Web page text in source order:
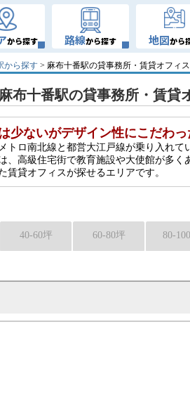
から探す 路線から探す 地図から
から探す > 麻布十番駅の貸事務所・賃貸オフィ
麻布十番駅の貸事務所・賃貸
少ないがデザイン性にこだわっ
トロ南北線と都営大江戸線が乗り入れ
、高級住宅街で教育施設や大使館が多
賃貸オフィスが探せるエリアです。
40-60坪 60-80坪 80-